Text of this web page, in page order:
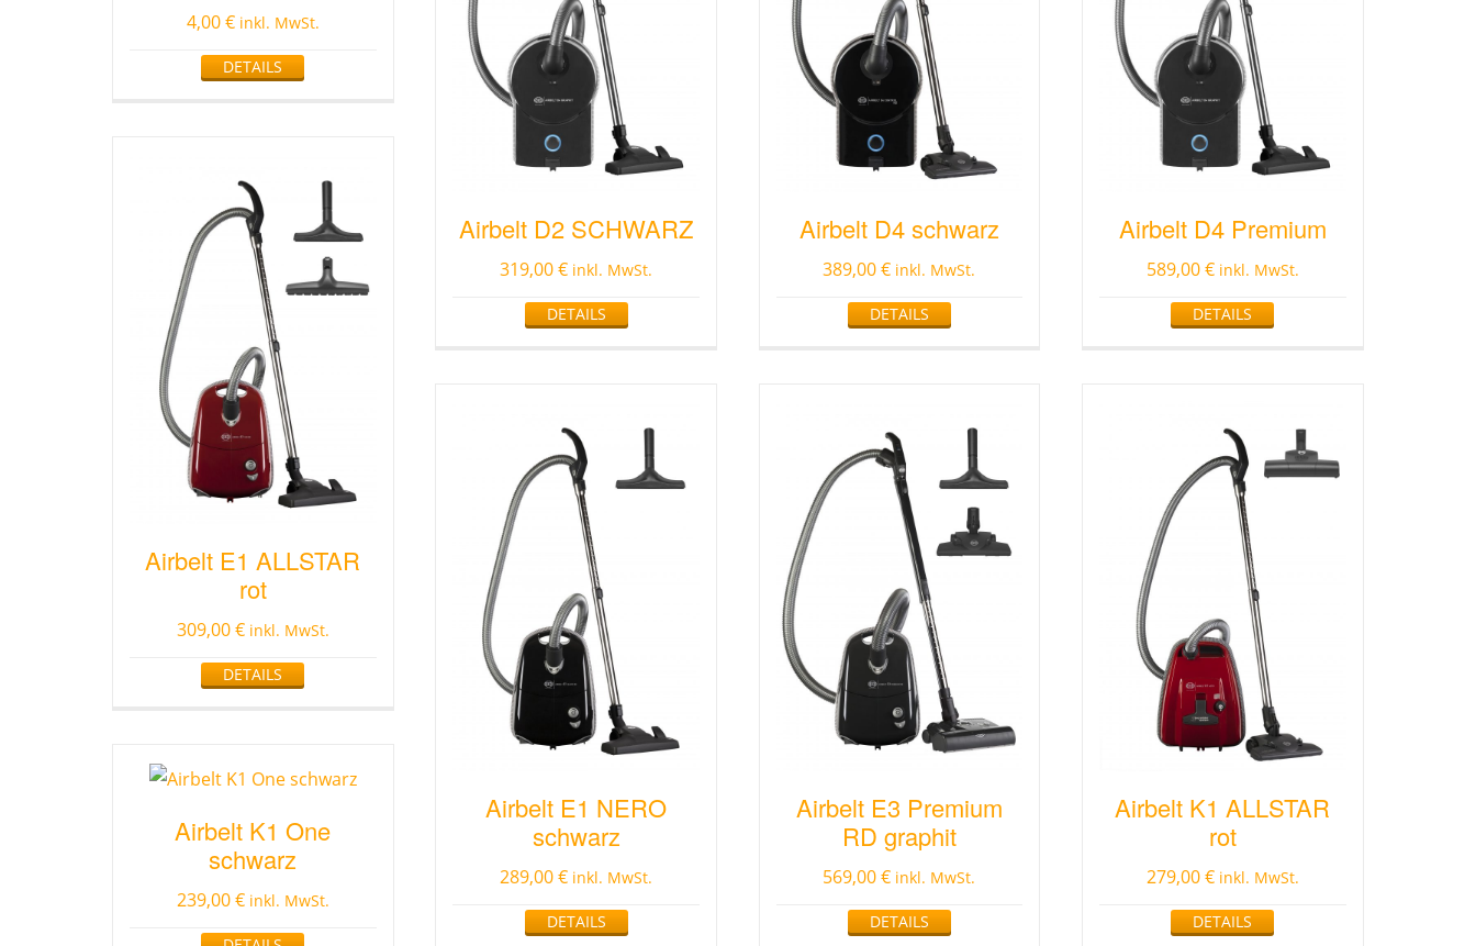
4,00€ inkl. MwSt.
DETAILS
Airbelt E1 ALLSTAR
rot
309,00€ inkl. MwSt.
DETAILS
Airbelt K1 One
schwarz
239,00€ inkl. MwSt.
Airbelt D2 SCHWARZ
319,00€ inkl. MwSt.
DETAILS
Airbelt E1 NERO
schwarz
289,00€ inkl. MwSt.
DETAILS
Airbelt D4 schwarz
389,00€ inkl. MwSt.
DETAILS
Airbelt E3 Premium
RD graphit
569,00€ inkl. MwSt.
DETAILS
Airbelt D4 Premium
589,00€ inkl. MwSt.
DETAILS
Airbelt K1 ALLSTAR
rot
279,00€ inkl. MwSt.
DETAILS